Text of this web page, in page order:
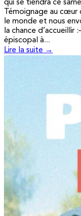
qui se tiendra ce
Témoignage au cœur
le monde et nous
la chance
épiscopal à...
Lire la suite →